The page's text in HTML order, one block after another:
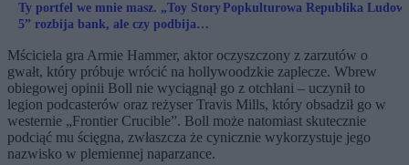
Ty portfel we mnie masz. „Toy Story
5” rozbija bank, ale czy podbija
Popkulturowa Republika
Mściciela gra Armie Hammer, aktor oczyszczony z zarzutów o
gwałt, który próbuje wrócić na hollywoodzkie zaplecze. Wbrew
obiegowej opinii Boll nie wyciągnął go z otchłani – uczynił to
legion podcasterów oraz reżyser Travis Mills, który obsadził go w
westernie „Frontier Crucible”. Boll może natomiast skutecznie
podciąć mu ścięgna, zwłaszcza że cynicznie wykorzystuje jego
nazwisko w plemiennej naparzance.